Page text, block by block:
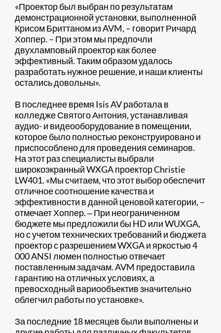
«Проектор был выбран по результатам
демонстрационной установки, выполненной
Крисом Бриттаном из AVM, – говорит Ричард
Хоппер. – При этом мы предпочли
двухламповый проектор как более
эффективный. Таким образом удалось
разработать нужное решение, и наши клиенты
остались довольны».
В последнее время Isis AV работала в
колледже Святого Антония, устанавливая
аудио- и видеооборудование в помещении,
которое было полностью реконструировано и
приспособлено для проведения семинаров.
На этот раз специалисты выбрали
широкоэкранный WXGA проектор Christie
LW401. «Мы считаем, что этот выбор обеспечит
отличное соотношение качества и
эффективности в данной ценовой категории, –
отмечает Хоппер. ‒ При неограниченном
бюджете мы предложили бы HD или WUXGA,
но с учетом технических требований и бюджета
проектор с разрешением WXGA и яркостью 4
000 ANSI люмен полностью отвечает
поставленным задачам. AVM предоставила
гарантию на отличных условиях, а
превосходный вариообъектив значительно
облегчил работы по установке».
За последние 18 месяцев были выполнены и